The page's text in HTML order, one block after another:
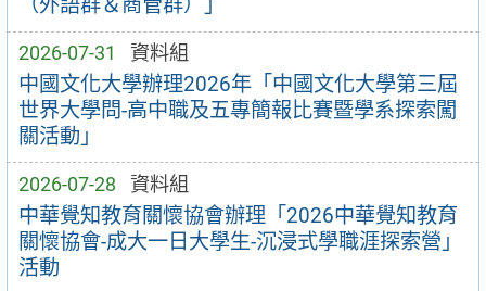
2026-07-31 資料組
中國文化大學辦理2026年「中國文化大學第三屆
世界大學問-高中職及五專簡報比賽暨學系探索闖
關活動」
2026-07-28 資料組
中華覺知教育關懷協會辦理「2026中華覺知教育
關懷協會-成大一日大學生-沉浸式學職涯探索營」
活動